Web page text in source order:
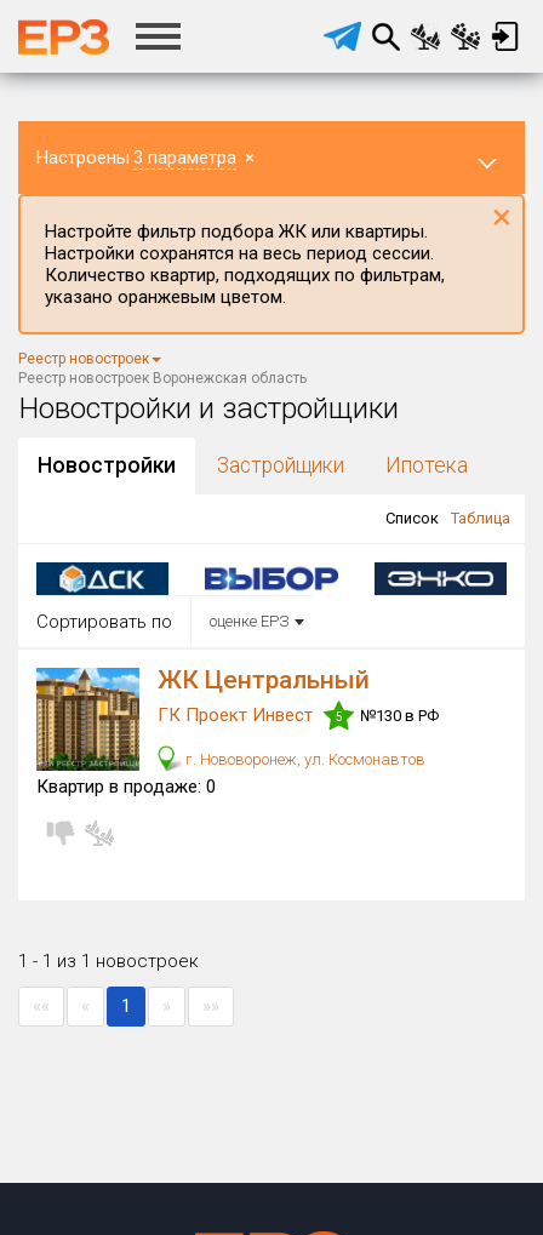
Настроены 3 параметра ×
Воронежская область
Район в регионе
Округ
Все
Все
Цена
от до
от
Вид объекта
Кол-во комнат
Настройте фильтр подбора ЖК или квартиры.
Настройки сохранятся на весь период сессии.
Количество квартир, подходящих по фильтрам,
указано оранжевым цветом.
×
Реестр новостроек
Реестр новостроек Воронежская область
Новостройки и застройщики
Новостройки Застройщики Ипотека
Список Таблица
Сортировать по оценке ЕРЗ
ЖК Центральный
ГК Проект Инвест 5 №130 в РФ
г. Нововоронеж, ул. Космонавтов
Квартир в продаже: 0
1 - 1 из 1 новостроек
«« « 1 » »»